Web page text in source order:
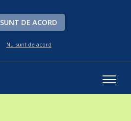
SUNT DE ACORD
Nu sunt de acord